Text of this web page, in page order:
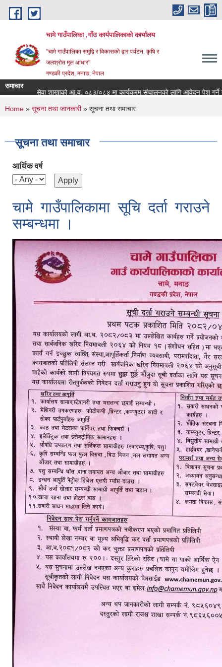
Skip to main content
चामे गाउँपालिका ,गाँउ कार्यपालिकाको कार्यालय
"चामे गाउँपालिका समृद्वि र विकासको द्वार पर्यटन, कृषि र
जलश्रोत मुल आधार"
गण्डकी प्रदेश, मनाङ, नेपाल
समाचार
आ.व. ०८३/०८४ मा कार्यक्रम संचालनको लागि आवेदन पेश गर्ने सम्बन्धी सूचना
You are here
Home » सूचना तथा जानकारी» सूचना तथा समाचार
सूचना तथा समाचार
आर्थिक वर्ष
चामे गाउँपालिकामा सूचि दर्ता गराउने
सम्बन्धमा ।